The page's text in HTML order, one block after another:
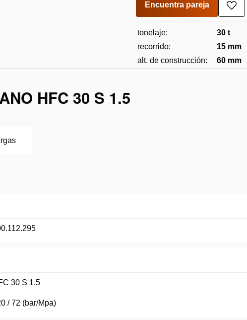
Encuentra pareja
a
de
tonelaje:
30 t
recorrido:
15 mm
alt. de construcción:
60 mm
HFC 30 S 1.5
30 S 1.5
/ 72 (bar/Mpa)